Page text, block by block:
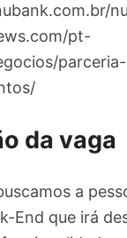
pt-
da vaga
a
End que irá